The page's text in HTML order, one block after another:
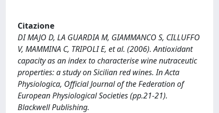
Citazione
DI MAJO D, LA GUARDIA M, GIAMMANCO S, CILLUFFO
V, MAMMINA C, TRIPOLI E, et al. (2006). Antioxidant
capacity as an index to characterise wine nutraceutic
properties: a study on Sicilian red wines. In Acta
Physiologica, Official Journal of the Federation of
European Physiological Societies (pp.21-21).
Blackwell Publishing.